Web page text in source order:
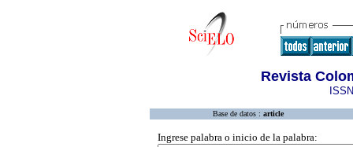
Revista
Base de datos : article
Ingrese palabra o inicio de la palabra: